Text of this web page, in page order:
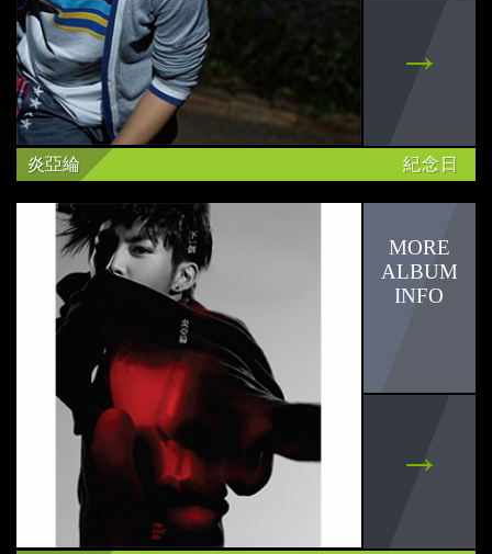
炎亞綸 紀念日